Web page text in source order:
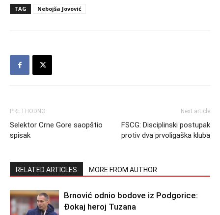
TAG Nebojša Jovović
PRETHODNO
Selektor Crne Gore saopštio
spisak
Next article
FSCG: Disciplinski postupak
protiv dva prvoligaška kluba
RELATED ARTICLES MORE FROM AUTHOR
Brnović odnio bodove iz Podgorice:
Đokaj heroj Tuzana